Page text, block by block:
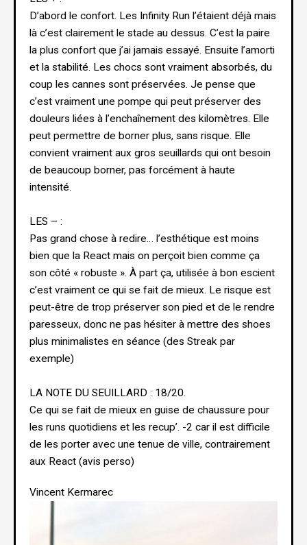
D’abord le confort. Les Infinity Run l’étaient déjà mais
là c’est clairement le stade au dessus. C’est la paire
la plus confort que j’ai jamais essayé. Ensuite l’amorti
et la stabilité. Les chocs sont vraiment absorbés, du
coup les cannes sont préservées. Je pense que
c’est vraiment une pompe qui peut préserver des
douleurs liées à l’enchaînement des kilomètres. Elle
peut permettre de borner plus, sans risque. Elle
convient vraiment aux gros seuillards qui ont besoin
de beaucoup borner, pas forcément à haute
intensité.
LES – :
Pas grand chose à redire… l’esthétique est moins
bien que la React mais on perçoit bien comme ça
son côté « robuste ». À part ça, utilisée à bon escient
c’est vraiment ce qui se fait de mieux. Le risque est
peut-être de trop préserver son pied et de le rendre
paresseux, donc ne pas hésiter à mettre des shoes
plus minimalistes en séance (des Streak par
exemple)
LA NOTE DU SEUILLARD : 18/20.
Ce qui se fait de mieux en guise de chaussure pour
les runs quotidiens et les recup’. -2 car il est difficile
de les porter avec une tenue de ville, contrairement
aux React (avis perso)
Vincent Kermarec